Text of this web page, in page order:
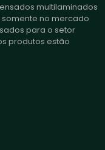
multilaminados
somente no mercado
para o setor
produtos estão